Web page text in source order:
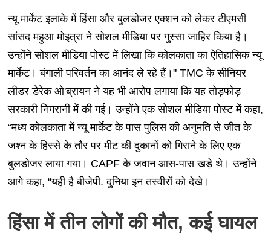
न्यू मार्केट इलाके में हिंसा और बुलडोजर एक्शन को लेकर टीएमसी
सांसद महुआ मोइत्रा ने सोशल मीडिया पर गुस्सा जाहिर किया है।
उन्होंने सोशल मीडिया पोस्ट में लिखा कि कोलकाता का ऐतिहासिक न्यू
मार्केट। बंगाली परिवर्तन का आनंद ले रहे हैं।" TMC के सीनियर
लीडर डेरेक ओ'ब्रायन ने यह भी आरोप लगाया कि यह तोड़फोड़
सरकारी निगरानी में की गई। उन्होंने एक सोशल मीडिया पोस्ट में कहा,
“मध्य कोलकाता में न्यू मार्केट के पास पुलिस की अनुमति से जीत के
जश्न के हिस्से के तौर पर मीट की दुकानों को गिराने के लिए एक
बुलडोजर लाया गया। CAPF के जवान आस-पास खड़े थे। उन्होंने
आगे कहा, “यही है बीजेपी. दुनिया इन तस्वीरों को देखे।
हिंसा में तीन लोगों की मौत, कई घायल